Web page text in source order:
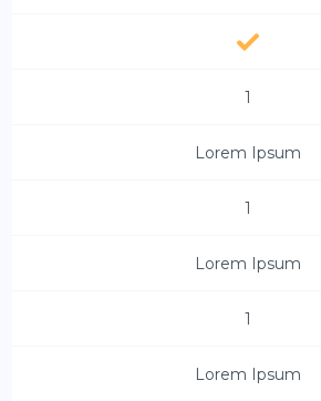
1
Lorem Ipsum
1
Lorem Ipsum
1
Lorem Ipsum